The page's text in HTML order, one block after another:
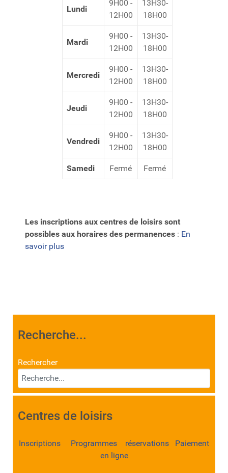
Lundi
9H00 -
12H00
13H30-
18H00
Mardi
9H00 -
12H00
13H30-
18H00
Mercredi
9H00 -
12H00
13H30-
18H00
Jeudi
9H00 -
12H00
13H30-
18H00
Vendredi
9H00 -
12H00
13H30-
18H00
Samedi Fermé Fermé
Les inscriptions aux centres de loisirs sont
possibles aux horaires des permanences : En
savoir plus
Recherche...
Rechercher
Centres de loisirs
Inscriptions Programmes réservations Paiement
en ligne